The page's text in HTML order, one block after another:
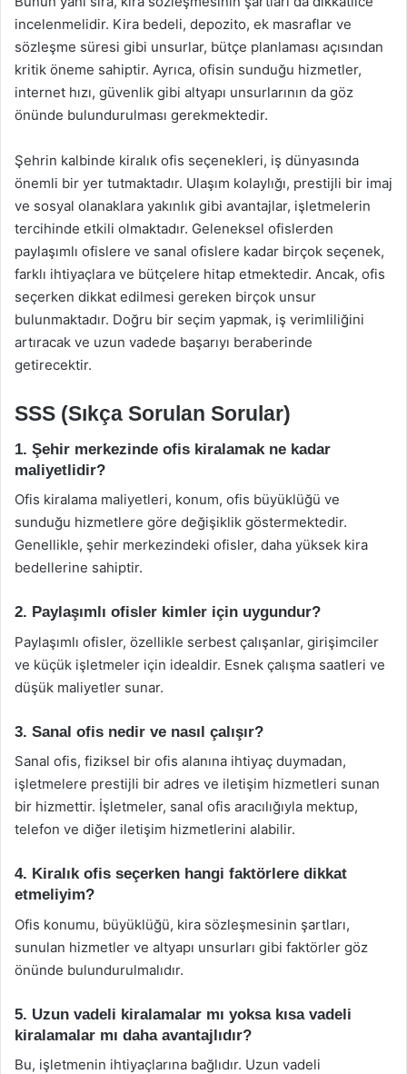
incelenmelidir. Kira bedeli, depozito, ek masraflar ve
sözleşme süresi gibi unsurlar, bütçe planlaması açısından
kritik öneme sahiptir. Ayrıca, ofisin sunduğu hizmetler,
internet hızı, güvenlik gibi altyapı unsurlarının da göz
önünde bulundurulması gerekmektedir.
Şehrin kalbinde kiralık ofis seçenekleri, iş dünyasında
önemli bir yer tutmaktadır. Ulaşım kolaylığı, prestijli bir imaj
ve sosyal olanaklara yakınlık gibi avantajlar, işletmelerin
tercihinde etkili olmaktadır. Geleneksel ofislerden
paylaşımlı ofislere ve sanal ofislere kadar birçok seçenek,
farklı ihtiyaçlara ve bütçelere hitap etmektedir. Ancak, ofis
seçerken dikkat edilmesi gereken birçok unsur
bulunmaktadır. Doğru bir seçim yapmak, iş verimliliğini
artıracak ve uzun vadede başarıyı beraberinde
getirecektir.
SSS (Sıkça Sorulan Sorular)
1. Şehir merkezinde ofis kiralamak ne kadar
maliyetlidir?
Ofis kiralama maliyetleri, konum, ofis büyüklüğü ve
sunduğu hizmetlere göre değişiklik göstermektedir.
Genellikle, şehir merkezindeki ofisler, daha yüksek kira
bedellerine sahiptir.
2. Paylaşımlı ofisler kimler için uygundur?
Paylaşımlı ofisler, özellikle serbest çalışanlar, girişimciler
ve küçük işletmeler için idealdir. Esnek çalışma saatleri ve
düşük maliyetler sunar.
3. Sanal ofis nedir ve nasıl çalışır?
Sanal ofis, fiziksel bir ofis alanına ihtiyaç duymadan,
işletmelere prestijli bir adres ve iletişim hizmetleri sunan
bir hizmettir. İşletmeler, sanal ofis aracılığıyla mektup,
telefon ve diğer iletişim hizmetlerini alabilir.
4. Kiralık ofis seçerken hangi faktörlere dikkat
etmeliyim?
Ofis konumu, büyüklüğü, kira sözleşmesinin şartları,
sunulan hizmetler ve altyapı unsurları gibi faktörler göz
önünde bulundurulmalıdır.
5. Uzun vadeli kiralamalar mı yoksa kısa vadeli
kiralamalar mı daha avantajlıdır?
Bu, işletmenin ihtiyaçlarına bağlıdır. Uzun vadeli